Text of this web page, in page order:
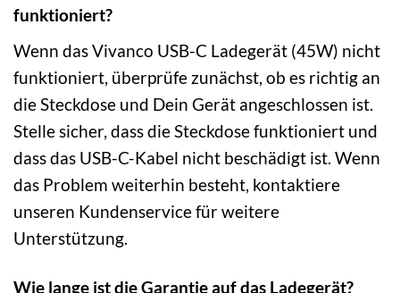
funktioniert?
Wenn das Vivanco USB-C Ladegerät (45W) nicht
funktioniert, überprüfe zunächst, ob es richtig an
die Steckdose und Dein Gerät angeschlossen ist.
Stelle sicher, dass die Steckdose funktioniert und
dass das USB-C-Kabel nicht beschädigt ist. Wenn
das Problem weiterhin besteht, kontaktiere
unseren Kundenservice für weitere
Unterstützung.
Wie lange ist die Garantie auf das Ladegerät?